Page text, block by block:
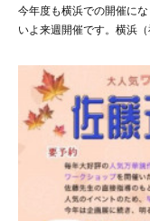
今年度も横浜での開催に
いよ来週開催です。横浜